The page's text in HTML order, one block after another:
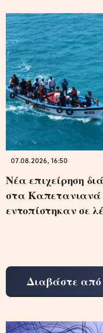
07.08.2026, 16:50
Νέα επιχείρηση
στα Καπετανιανά
εντοπίστηκαν σε
Διαβάστε από